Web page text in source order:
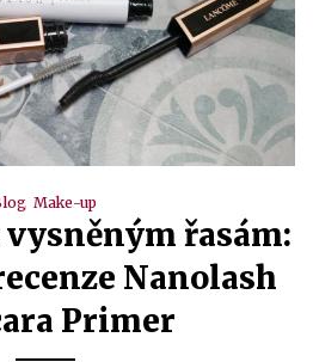
Make-up
řasám:
Nanolash
Primer